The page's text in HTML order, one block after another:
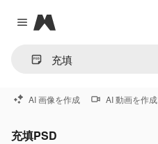
Close menu
Magnific
AI 画像を作成 AI 動画を作成
充填PSD